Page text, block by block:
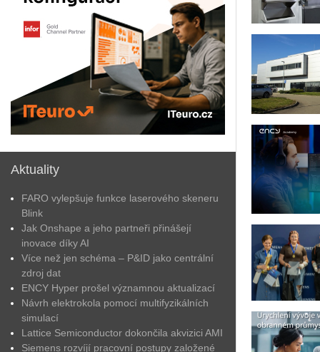
Aktuality
FARO vylepšuje funkce laserového skeneru
Blink
Jak Onshape a jeho partneři přinášejí
inovace díky AI
Více než jen schéma – P&ID jako centrální
zdroj dat
ENCY Hyper prošel významnou aktualizací
Návrh elektrokola pomocí multifyzikálních
simulací
Lattice Semiconductor dokončila akvizici AMI
Siemens rozvíjí pracovní postupy založené